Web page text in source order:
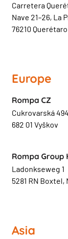
Carretera
Nave 21–26, La
76210
Europe
Rompa CZ
Cukrovarská
682 01 Vyškov
Rompa
Ladonkseweg 1
5281 RN
Asia